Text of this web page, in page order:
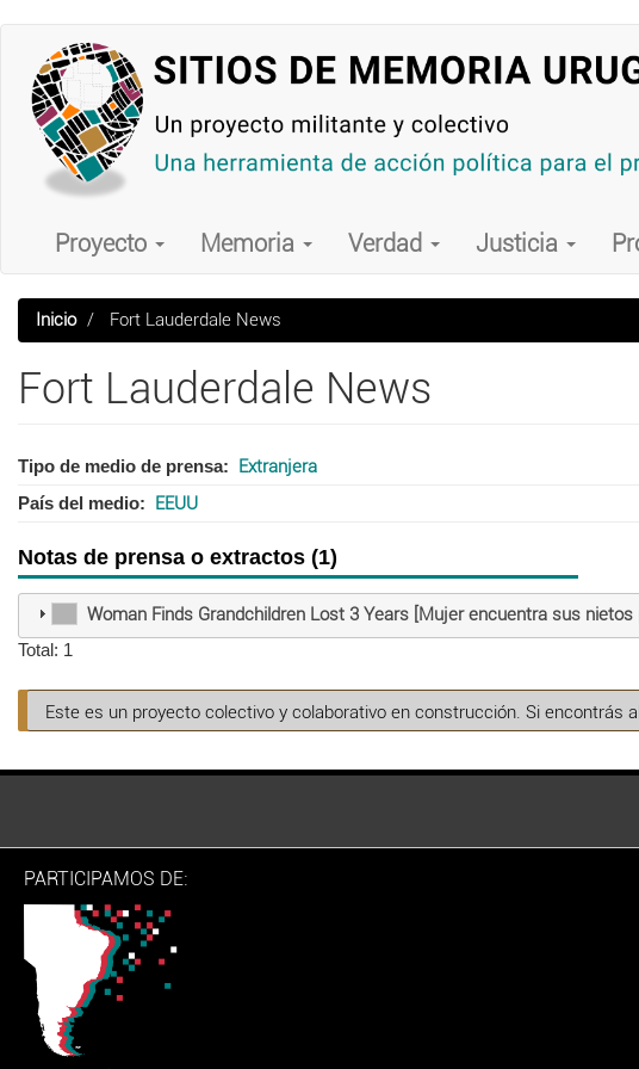
contenido
principal
Main
navigation
Proyecto Memoria Verdad Justicia
Inicio Fort Lauderdale News
Fort Lauderdale News
Tipo de medio de prensa Extranjera
País del medio EEUU
Notas de prensa o extractos (1)
Woman Finds Grandchildren Lost 3 Years [Mujer encuentra sus nietos
Total: 1
Este es un proyecto colectivo y colaborativo en construcción. Si encontrás
PARTICIPAMOS DE: